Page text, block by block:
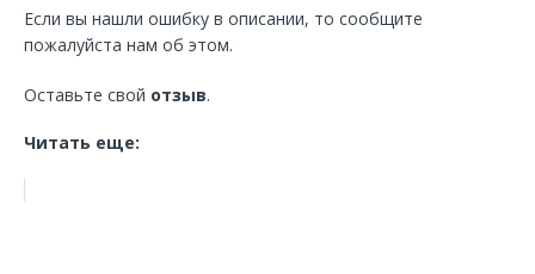
Если вы нашли ошибку в описании, то сообщите
пожалуйста нам об этом.
Оставьте свой отзыв.
Читать еще: